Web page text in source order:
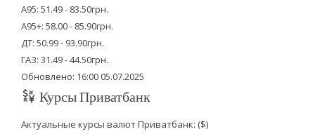
А95: 51.49 - 83.50грн.
А95+: 58.00 - 85.90грн.
ДТ: 50.99 - 93.90грн.
ГАЗ: 31.49 - 44.50грн.
Обновлено: 16:00 05.07.2025
Курсы Приватбанк
Актуальные курсы валют Приватбанк: ($)